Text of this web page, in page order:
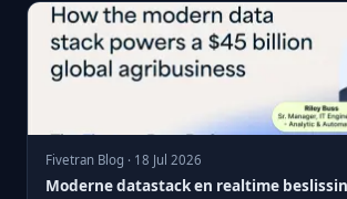
Fivetran Blog · 18 Jul 2026
Moderne datastack en realtime